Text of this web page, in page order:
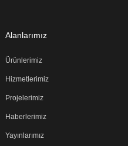
Alanlarımız
Ürünlerimiz
Hizmetlerimiz
Projelerimiz
Haberlerimiz
Yayınlarımız